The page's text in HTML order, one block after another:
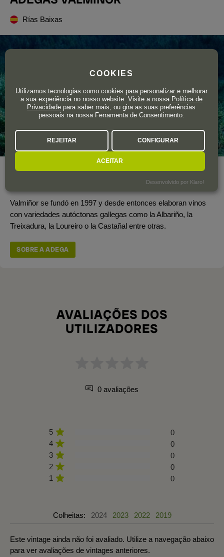
Rías Baixas
Ano de fundação 1997
Valmiñor se fundó en 1997 y desde entonces elaboran vinos
con variedades autóctonas gallegas como la Albariño, la
Treixadura, la Loureiro o la Castañal entre otras.
SOBRE A ADEGA
AVALIAÇÕES DOS
UTILIZADORES
0 avaliações
5
0
4
0
3
0
2
0
1
0
Colheitas: 2024 2023 2022 2019
Este vintage ainda não foi avaliado. Utilize a navegação abaixo
para ver avaliações de vintages anteriores.
COOKIES
Utilizamos tecnologias como cookies para personalizar e melhorar
a sua experiência no nosso website. Visite a nossa Política de
Privacidade para saber mais, ou gira as suas preferências
pessoais na nossa Ferramenta de Consentimento.
REJEITAR CONFIGURAR
ACEITAR
Desenvolvido por Klaro!